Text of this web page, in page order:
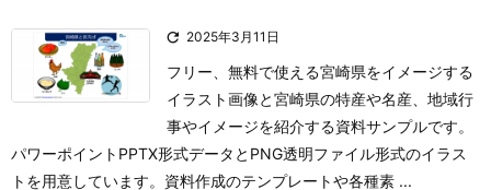
 2025年3月11日
フリー、無料で使える宮崎県をイメージする
イラスト画像と宮崎県の特産や名産、地域行
事やイメージを紹介する資料サンプルです。
パワーポイントPPTX形式データとPNG透明ファイル形式のイラス
トを用意しています。資料作成のテンプレートや各種素 ...